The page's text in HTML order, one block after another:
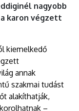
nagyobb
a karon végzett
kiemelkedő
annak
szakmai tudást
alakíthatják,
–